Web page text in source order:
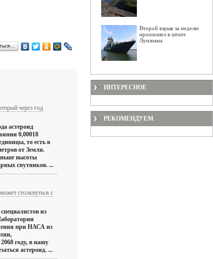
через год
астероид
0,00018
то есть в
от Земли.
высоты
спутников. ...
столкнуться с
из
при НАСА из
году, в нашу
астероид. ...
Второй взрыв за неделю
произошел в штате
Луизиана
ИНТЕРЕСНОЕ
РЕКОМЕНДУЕМ